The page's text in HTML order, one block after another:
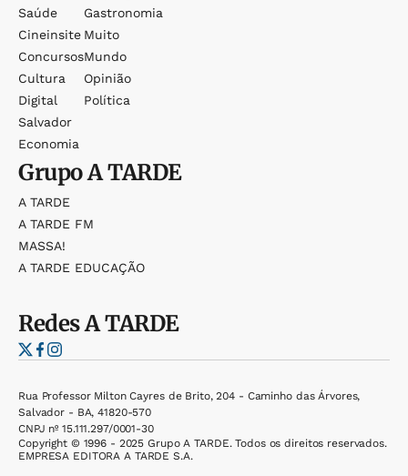
Saúde
Cineinsite
Concursos
Cultura
Digital
Salvador
Economia
Gastronomia
Muito
Mundo
Opinião
Política
GrupoA TARDE
A TARDE
A TARDE FM
MASSA!
A TARDE EDUCAÇÃO
RedesA TARDE
Rua Professor Milton Cayres de Brito, 204 - Caminho das Árvores,
Salvador - BA, 41820-570
CNPJ nº 15.111.297/0001-30
Copyright © 1996 - 2025 Grupo A TARDE. Todos os direitos reservados.
EMPRESA EDITORA A TARDE S.A.